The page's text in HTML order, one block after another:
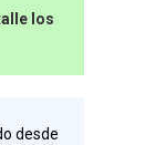
los
desde